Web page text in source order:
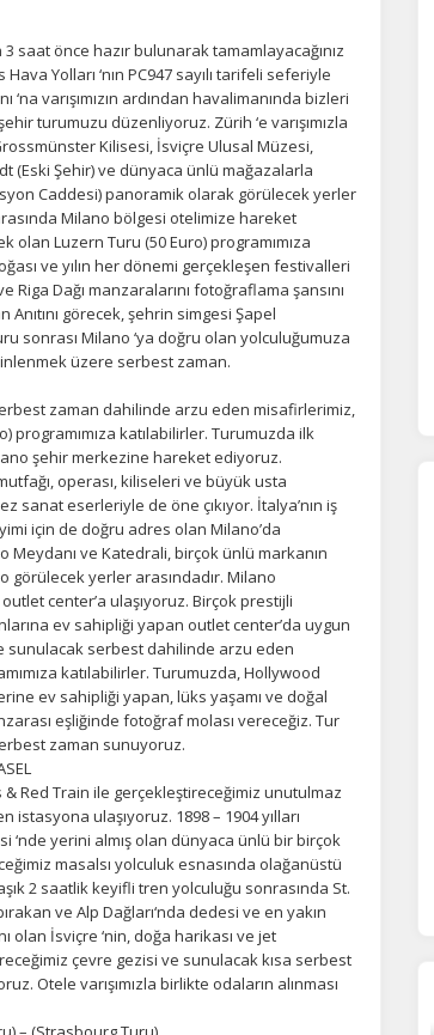
AYARLARINIZ
belirleyin
bir web deneyimi sunmak için bazı bilgileri tarayıcınızda
yurt içi ve yurt dışındaki hizmet sağlayıcılarla paylaşabiliriz. Buna
ancak bu durumda sitemiz umduğumuz gibi çalışmaya
için çerez kullanım
HER ZAMAN AKTIF
güvenlik ve temel site işlevleri için gereklidir. Bu
düzgün çalışmaz ve devre dışı bırakılamaz.
nasıl kullandığını anonim olarak ölçeriz. Hangi
olduğunu ve kullanıcıların nerede zorluk yaşadığını
olur.
uygun reklamlar göstermek için kullanılır.
görmeye devam edersiniz, ancak daha az
saat önce hazır bulunarak tamamlayacağınız
Yolları ‘nın PC947 sayılı tarifeli seferiyle
varışımızın ardından havalimanında bizleri
turumuzu düzenliyoruz. Zürih ‘e varışımızla
Kilisesi, İsviçre Ulusal Müzesi,
(Eski Şehir) ve dünyaca ünlü mağazalarla
Caddesi) panoramik olarak görülecek yerler
Milano bölgesi otelimize hareket
Luzern Turu (50 Euro) programımıza
ve yılın her dönemi gerçekleşen festivalleri
Dağı manzaralarını fotoğraflama şansını
görecek, şehrin simgesi Şapel
sonrası Milano ‘ya doğru olan yolculuğumuza
üzere serbest zaman.
zaman dahilinde arzu eden misafirlerimiz,
katılabilirler. Turumuzda ilk
şehir merkezine hareket ediyoruz.
operası, kiliseleri ve büyük usta
sanat eserleriyle de öne çıkıyor. İtalya’nın iş
için de doğru adres olan Milano’da
Meydanı ve Katedrali, birçok ünlü markanın
görülecek yerler arasındadır. Milano
center’a ulaşıyoruz. Birçok prestijli
ev sahipliği yapan outlet center’da uygun
sunulacak serbest dahilinde arzu eden
katılabilirler. Turumuzda, Hollywood
ev sahipliği yapan, lüks yaşamı ve doğal
eşliğinde fotoğraf molası vereceğiz. Tur
zaman sunuyoruz.
& Red Train ile gerçekleştireceğimiz unutulmaz
ulaşıyoruz. 1898 – 1904 yılları
‘nde yerini almış olan dünyaca ünlü bir birçok
masalsı yolculuk esnasında olağanüstü
2 saatlik keyifli tren yolculuğu sonrasında St.
ve Alp Dağları‘nda dedesi ve en yakın
olan İsviçre ‘nin, doğa harikası ve jet
çevre gezisi ve sunulacak kısa serbest
Otele varışımızla birlikte odaların alınması